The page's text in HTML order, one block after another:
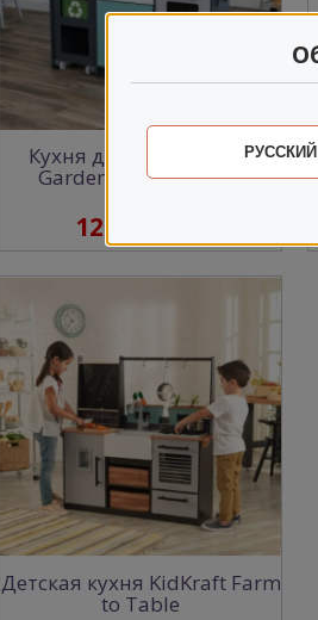
Кухня детская KidKraft
Garden Gourmet Play
12 300 грн
Детская кухня KidKraft Farm
to Table
РУССКИЙ